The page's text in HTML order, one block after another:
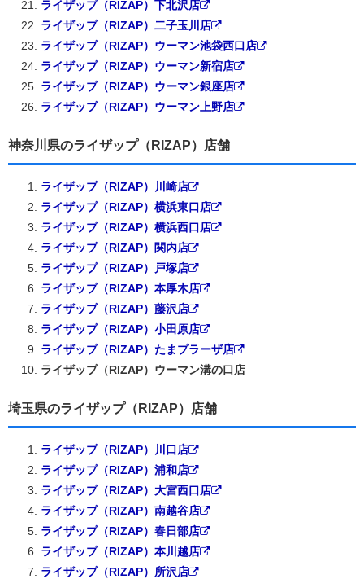
ライザップ（RIZAP）下北沢店
ライザップ（RIZAP）二子玉川店
ライザップ（RIZAP）ウーマン池袋西口店
ライザップ（RIZAP）ウーマン新宿店
ライザップ（RIZAP）ウーマン銀座店
ライザップ（RIZAP）ウーマン上野店
神奈川県のライザップ（RIZAP）店舗
ライザップ（RIZAP）川崎店
ライザップ（RIZAP）横浜東口店
ライザップ（RIZAP）横浜西口店
ライザップ（RIZAP）関内店
ライザップ（RIZAP）戸塚店
ライザップ（RIZAP）本厚木店
ライザップ（RIZAP）藤沢店
ライザップ（RIZAP）小田原店
ライザップ（RIZAP）たまプラーザ店
ライザップ（RIZAP）ウーマン溝の口店
埼玉県のライザップ（RIZAP）店舗
ライザップ（RIZAP）川口店
ライザップ（RIZAP）浦和店
ライザップ（RIZAP）大宮西口店
ライザップ（RIZAP）南越谷店
ライザップ（RIZAP）春日部店
ライザップ（RIZAP）本川越店
ライザップ（RIZAP）所沢店